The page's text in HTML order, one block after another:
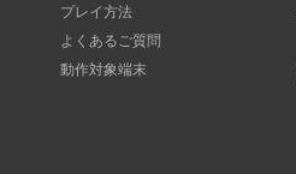
プレイ方法
よくあるご質問
動作対象端末